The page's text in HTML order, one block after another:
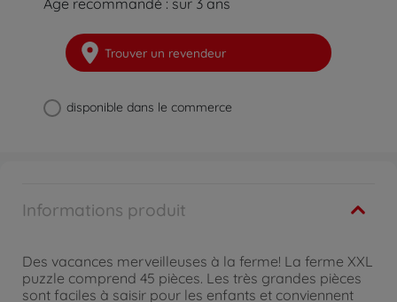
Âge recommandé : sur 3 ans
Trouver un revendeur
disponible dans le commerce
Informations produit
Des vacances merveilleuses à la ferme! La ferme XXL
puzzle comprend 45 pièces. Les très grandes pièces
sont faciles à saisir pour les enfants et conviennent